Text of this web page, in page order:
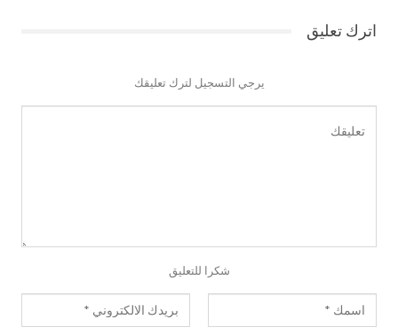
اترك تعليق
يرجي التسجيل لترك تعليقك
شكرا للتعليق